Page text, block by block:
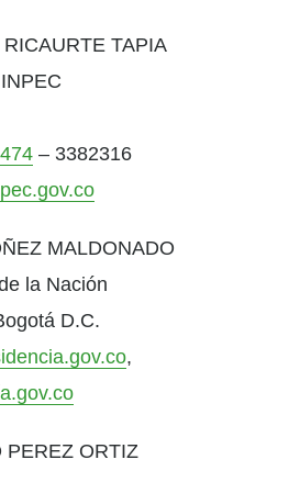
TAPIA
– 3382316
MALDONADO
la Nación
D.C.
,
PEREZ ORTIZ